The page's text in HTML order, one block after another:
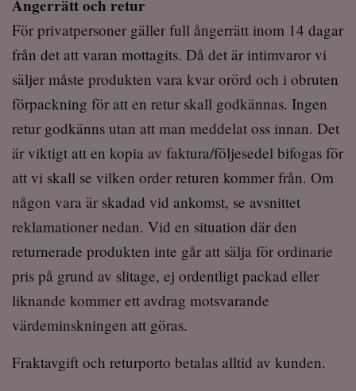
Ångerrätt och retur
För privatpersoner gäller full ångerrätt inom 14 dagar
från det att varan mottagits. Då det är intimvaror vi
säljer måste produkten vara kvar orörd och i obruten
förpackning för att en retur skall godkännas. Ingen
retur godkänns utan att man meddelat oss innan. Det
är viktigt att en kopia av faktura/följesedel bifogas för
att vi skall se vilken order returen kommer från. Om
någon vara är skadad vid ankomst, se avsnittet
reklamationer nedan. Vid en situation där den
returnerade produkten inte går att sälja för ordinarie
pris på grund av slitage, ej ordentligt packad eller
liknande kommer ett avdrag motsvarande
värdeminskningen att göras.
Fraktavgift och returporto betalas alltid av kunden.